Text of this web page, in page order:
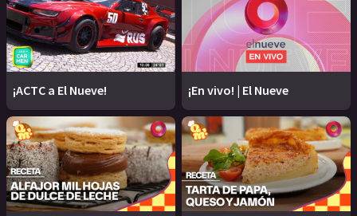
¡ACTC a El Nueve! ¡En vivo! | El Nueve